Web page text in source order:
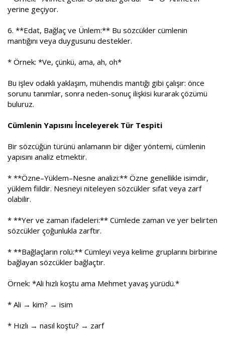
yerine geçiyor.
6. **Edat, Bağlaç ve Ünlem:** Bu sözcükler cümlenin
mantığını veya duygusunu destekler.
* Örnek: *Ve, çünkü, ama, ah, oh*
Bu işlev odaklı yaklaşım, mühendis mantığı gibi çalışır: önce
sorunu tanımlar, sonra neden-sonuç ilişkisi kurarak çözümü
buluruz.
Cümlenin Yapısını İnceleyerek Tür Tespiti
Bir sözcüğün türünü anlamanın bir diğer yöntemi, cümlenin
yapısını analiz etmektir.
* **Özne–Yüklem–Nesne analizi:** Özne genellikle isimdir,
yüklem fiildir. Nesneyi niteleyen sözcükler sıfat veya zarf
olabilir.
* **Yer ve zaman ifadeleri:** Cümlede zaman ve yer belirten
sözcükler çoğunlukla zarftır.
* **Bağlaçların rolü:** Cümleyi veya kelime gruplarını birbirine
bağlayan sözcükler bağlaçtır.
Örnek: *Ali hızlı koştu ama Mehmet yavaş yürüdü.*
* Ali → kim? → isim
* Hızlı → nasıl koştu? → zarf